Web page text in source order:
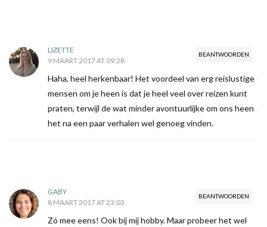
BEANTWOORDEN
LIZETTE
9 MAART 2017 AT 09:28
Haha, heel herkenbaar! Het voordeel van erg reislustige
mensen om je heen is dat je heel veel over reizen kunt
praten, terwijl de wat minder avontuurlijke om ons heen
het na een paar verhalen wel genoeg vinden.
BEANTWOORDEN
GABY
8 MAART 2017 AT 23:03
Zó mee eens! Ook bij mij hobby. Maar probeer het wel